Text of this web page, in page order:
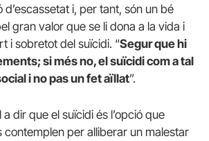
d’escassetat i, per tant, són un bé
gran valor que se li dona a la vida i
i sobretot del suïcidi. “Segur que hi
si més no, el suïcidi com a tal
i no pas un fet aïllat”.
a dir que el suïcidi és l’opció que
contemplen per alliberar un malestar